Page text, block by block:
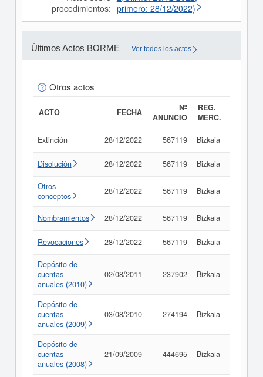
procedimientos: primero: 28/12/2022)
Últimos Actos BORME Ver todos los actos
Otros actos
ACTO FECHA
Nº
ANUNCIO
REG.
MERC.
Extinción 28/12/2022 567119 Bizkaia
Disolución 28/12/2022 567119 Bizkaia
Otros
conceptos
28/12/2022 567119 Bizkaia
Nombramientos 28/12/2022 567119 Bizkaia
Revocaciones 28/12/2022 567119 Bizkaia
Depósito de
cuentas
anuales (2010)
02/08/2011 237902 Bizkaia
Depósito de
cuentas
anuales (2009)
03/08/2010 274194 Bizkaia
Depósito de
cuentas
anuales (2008)
21/09/2009 444695 Bizkaia